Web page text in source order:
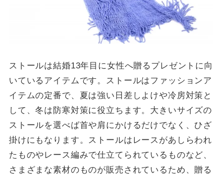
ストールは結婚13年目に女性へ贈るプレゼントに向
いているアイテムです。ストールはファッションア
イテムの定番で、夏は強い日差しよけや冷房対策と
して、冬は防寒対策に役立ちます。大きいサイズの
ストールを選べば首や肩にかけるだけでなく、ひざ
掛けにもなります。ストールはレースがあしらわれ
たものやレース編みで仕立てられているものなど、
さまざまな素材のものが販売されているため、贈る